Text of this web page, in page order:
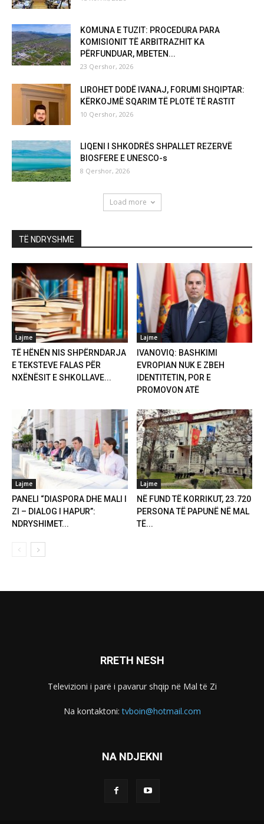
KOMUNA E TUZIT: PROCEDURA PARA
KOMISIONIT TË ARBITRAZHIT KA
PËRFUNDUAR, MBETEN...
23 Qershor, 2026
LIROHET DODË IVANAJ, FORUMI SHQIPTAR:
KËRKOJMË SQARIM TË PLOTË TË RASTIT
10 Qershor, 2026
LIQENI I SHKODRËS SHPALLET REZERVË
BIOSFERE E UNESCO-s
8 Qershor, 2026
Load more
TË NDRYSHME
Lajme
TË HËNËN NIS SHPËRNDARJA
E TEKSTEVE FALAS PËR
NXËNËSIT E SHKOLLAVE...
Lajme
IVANOVIQ: BASHKIMI
EVROPIAN NUK E ZBEH
IDENTITETIN, POR E
PROMOVON ATË
Lajme
PANELI “DIASPORA DHE MALI I
ZI – DIALOG I HAPUR”:
NDRYSHIMET...
Lajme
NË FUND TË KORRIKUT, 23.720
PERSONA TË PAPUNË NË MAL
TË...
RRETH NESH
Televizioni i parë i pavarur shqip në Mal të Zi
Na kontaktoni:tvboin@hotmail.com
NA NDJEKNI